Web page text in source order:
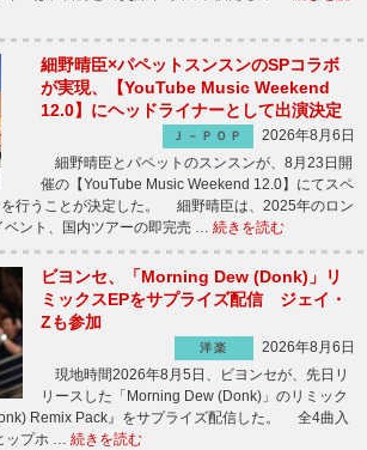
細野晴臣×パペットスンスンのSPコラボ
が実現、【YouTube Music Weekend
12.0】にヘッドライナーとして出演決定
Ｊ－ＰＯＰ
2026年8月6日
細野晴臣とパペットのスンスンが、8月23日開
催の【YouTube Music Weekend 12.0】にてスペ
を行うことが決定した。 細野晴臣は、2025年のロン
ベント、国内ツアーの即完売 … 続きを読む
ビヨンセ、「Morning Dew (Donk)」リ
ミックスEPをサプライズ配信 ジェイ・
Zも参加
洋楽
2026年8月6日
現地時間2026年8月5日、ビヨンセが、先日リ
リースした「Morning Dew (Donk)」のリミック
Remix Pack』をサプライズ配信した。 全4曲入
ップホ … 続きを読む